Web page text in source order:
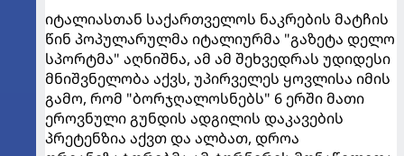
იტალიასთან საქართველოს ნაკრების მატჩის
წინ პოპულარულმა იტალიურმა "გაზეტა დელო
სპორტმა" აღნიშნა, ამ ამ შეხვედრას უდიდესი
მნიშვნელობა აქვს, უპირველეს ყოვლისა იმის
გამო, რომ "ბორჯღალოსნებს" 6 ერში მათი
ეროვნული გუნდის ადგილის დაკავების
პრეტენზია აქვთ და ალბათ, დროა